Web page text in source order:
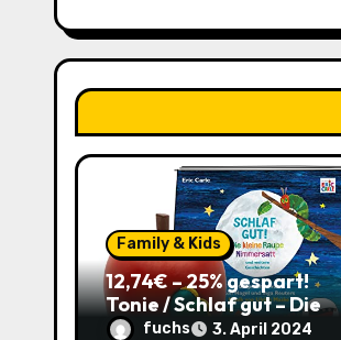
a
v
i
g
i
Family & Kids
12,74€ – 25% gespart!
Tonie / Schlaf gut – Die
kleine Raupe Nimmersatt,
fuchs 3. April 2024